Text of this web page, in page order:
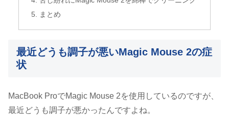
まとめ
最近どうも調子が悪いMagic Mouse 2の症
状
MacBook ProでMagic Mouse 2を使用しているのですが、
最近どうも調子が悪かったんですよね。